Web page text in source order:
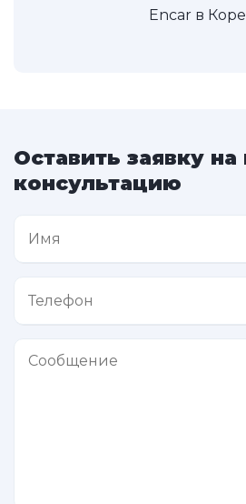
Encar в
Оставить заявку
консультацию